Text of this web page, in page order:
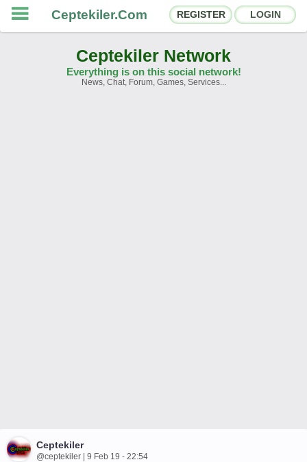
Ceptekiler.Com REGISTER LOGIN
Ceptekiler Network
Everything is on this social network!
News, Chat, Forum, Games, Services...
Ceptekiler
@ceptekiler | 9 Feb 19 - 22:54